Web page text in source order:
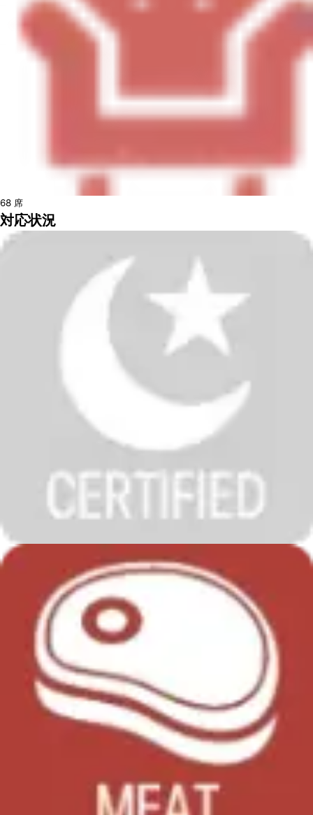
68 席
対応状況